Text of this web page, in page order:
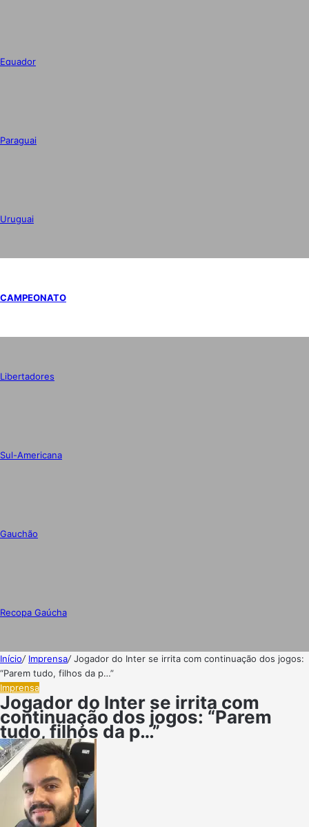
Equador
Paraguai
Uruguai
CAMPEONATO
Libertadores
Sul-Americana
Gauchão
Recopa Gaúcha
Início/ Imprensa/Jogador do Inter se irrita com continuação dos jogos:
“Parem tudo, filhos da p…”
Imprensa
Jogador do Inter se irrita com
continuação dos jogos: “Parem
tudo, filhos da p…”